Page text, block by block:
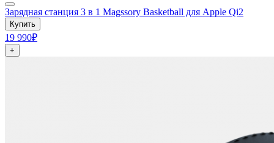
Зарядная станция 3 в 1 Magssory Basketball для Apple Qi2
Купить
19 990₽
+